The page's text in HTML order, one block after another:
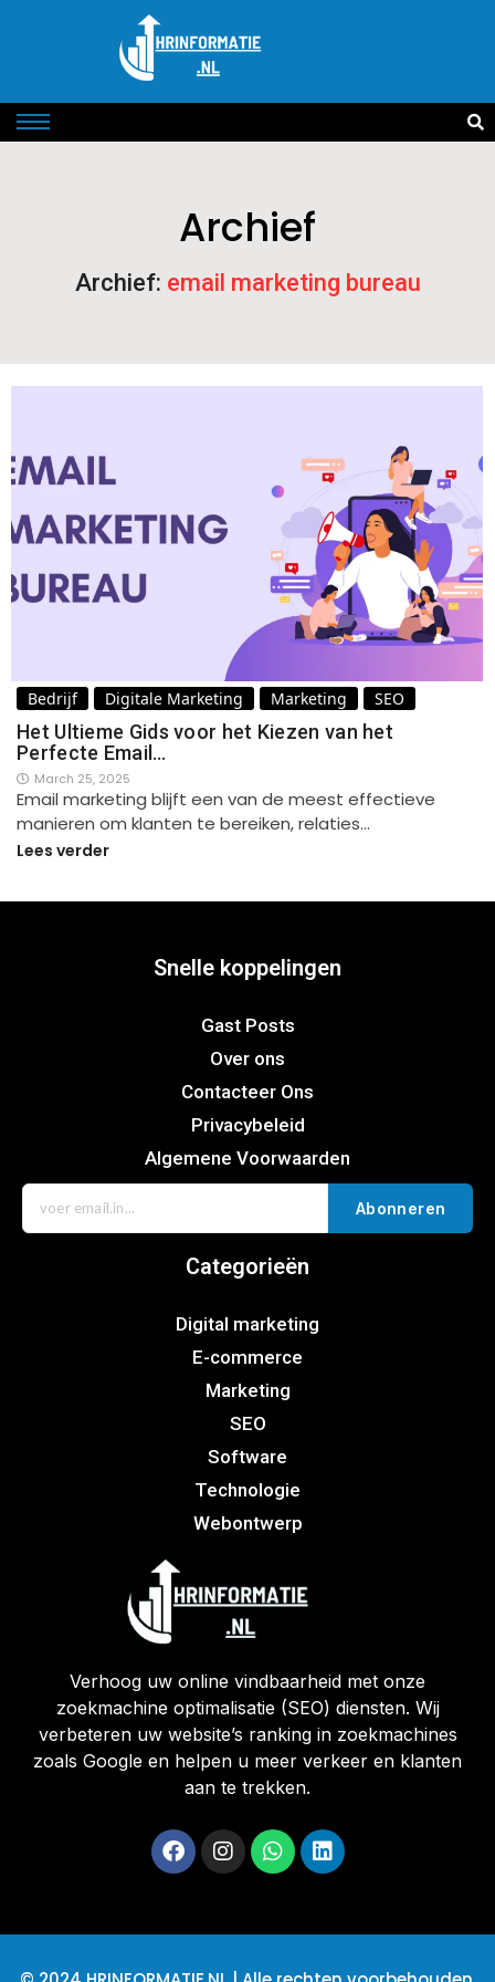
Archief
Archief: email marketing bureau
Bedrijf Digitale Marketing Marketing SEO
Het Ultieme Gids voor het Kiezen van het
Perfecte Email…
March 25, 2025
Email marketing blijft een van de meest effectieve
manieren om klanten te bereiken, relaties…
Lees verder
Snelle koppelingen
Gast Posts
Over ons
Contacteer Ons
Privacybeleid
Algemene Voorwaarden
Abonneren
Categorieën
Digital marketing
E-commerce
Marketing
SEO
Software
Technologie
Webontwerp
Verhoog uw online vindbaarheid met onze
zoekmachine optimalisatie (SEO) diensten. Wij
verbeteren uw website’s ranking in zoekmachines
zoals Google en helpen u meer verkeer en klanten
aan te trekken.